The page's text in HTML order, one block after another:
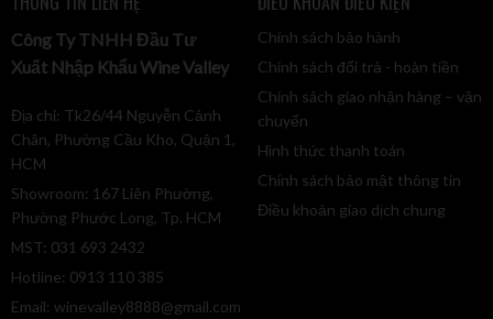
Công Ty TNHH Đầu Tư
Xuất Nhập Khẩu Wine Valley
Địa chỉ: Tk26/44 Nguyễn Cảnh
Chân, Phường Cầu Kho, Quận 1,
HCM
Showroom: 167 Liên Phường,
Phường Phước Long, Tp. HCM
MST: 031 693 2432
Hotline: 0913 110 385
Email: winevalley8888@gmail.com
Chính sách bảo hành
Chính sách đổi trả - hoàn tiền
Chính sách giao nhận hàng – vận
chuyển
Hình thức thanh toán
Chính sách bảo mật thông tin
Điều khoản giao dịch chung